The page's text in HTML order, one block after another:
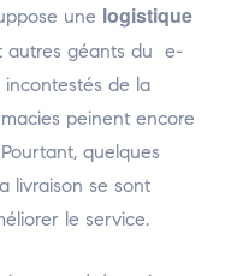
une logistique
autres géants du e-
incontestés de la
peinent encore
quelques
livraison se sont
le service.